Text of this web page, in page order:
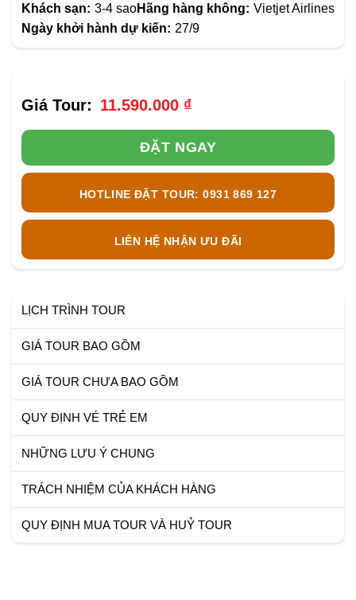
Khách sạn: 3-4 saoHãng hàng không: Vietjet Airlines
Ngày khởi hành dự kiến: 27/9
11.590.000 ₫
ĐẶT NGAY
HOTLINE ĐẶT TOUR: 0931 869 127
LIÊN HỆ NHẬN ƯU ĐÃI
LỊCH TRÌNH TOUR
GIÁ TOUR BAO GỒM
GIÁ TOUR CHƯA BAO GỒM
QUY ĐỊNH VÉ TRẺ EM
NHỮNG LƯU Ý CHUNG
TRÁCH NHIỆM CỦA KHÁCH HÀNG
QUY ĐỊNH MUA TOUR VÀ HUỶ TOUR